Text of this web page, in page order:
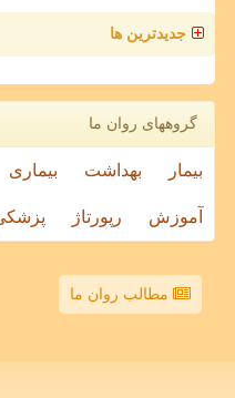
جدیدترین ها
گروههای روان ما
بیمار بهداشت بیماری
آموزش رپورتاژ
مطالب روان ما